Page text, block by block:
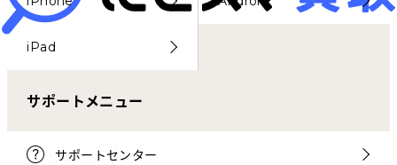
iPad
サポートメニュー
サポートセンター